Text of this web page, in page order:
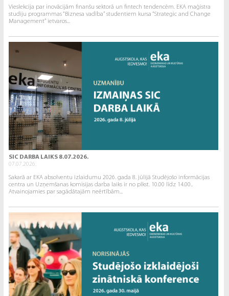
Vieslekcija par inovācijām finanšu sektorā un fintech tendencēm. EKA maģistra
studiju programmas “Biznesa vadība” studentiem kursa “Strategic and Change
Management” ietvaros...
SIC DARBA LAIKS 8.07.2026.
07.07.2026.
Sakarā ar EKA absolventu izlaidumu 2026. gada 8. jūlijā Studējošo informācijas
centra un Uzņemšanas komisijas darba laiks ir no plkst. 10.00 līdz 14.00..
Atvainojamies par sagādātajām neērtībām...